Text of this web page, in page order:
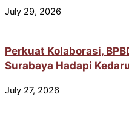
July 29, 2026
Perkuat Kolaborasi,
Surabaya Hadapi
July 27, 2026